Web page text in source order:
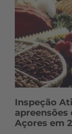
Inspeção
Açores em